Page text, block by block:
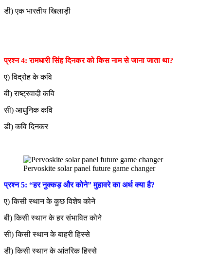
डी) एक भारतीय खिलाड़ी
प्रश्न 4: रामधारी सिंह दिनकर को किस नाम से जाना जाता था?
ए) विद्रोह के कवि
बी) राष्ट्रवादी कवि
सी) आधुनिक कवि
डी) कवि दिनकर
Pervoskite solar panel future game changer
प्रश्न 5: “हर नुक्कड़ और कोने” मुहावरे का अर्थ क्या है?
ए) किसी स्थान के कुछ विशेष कोने
बी) किसी स्थान के हर संभावित कोने
सी) किसी स्थान के बाहरी हिस्से
डी) किसी स्थान के आंतरिक हिस्से